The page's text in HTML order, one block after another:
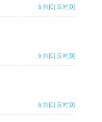
支持[0] 反对[0]
支持[0] 反对[0]
支持[0] 反对[0]